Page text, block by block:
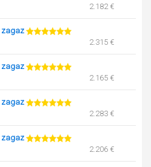
2.182 €
zagaz
2.315 €
zagaz
2.165 €
zagaz
2.283 €
zagaz
2.206 €